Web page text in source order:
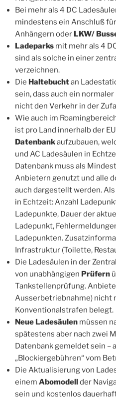
Bei mehr als 4 DC
mindestens ein Anschluß
Anhängern oder LKW/
Ladeparks mit mehr als 4
sind als solche in einer
verzeichnen.
Die Haltebuchtan
sein, dass auch ein
nicht den Verkehr in der
Wie auch im
ist pro Land innerhalb der EU
Datenbankaufzubauen,
und AC Ladesäulen in
Datenbank muss als
Anbietern genutzt und alle
auch dargestellt werden.
in Echtzeit: Anzahl
Ladepunkte, Dauer der
Ladepunkt,
Ladepunkten.
Infrastruktur (Toilette,
Die Ladesäulen in der
von unabhängigen Prüfern
Tankstellenprüfung.
Ausserbetriebnahme) nicht
Konventionalstrafen belegt.
Neue Ladesäulen müssen
spätestens aber nach zwei
Datenbank gemeldet sein –
„Blockiergebühren“ vom
Die Aktualisierung von
einem Abomodellder
sein und kostenlos